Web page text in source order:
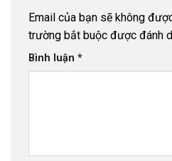
Email của bạn sẽ không
trường bắt buộc được đánh
Bình luận *